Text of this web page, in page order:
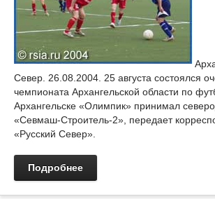
Север. 26.08.2004. 25 августа состоялся
чемпионата Архангельской области по
Архангельске «Олимпик» принимал
«Севмаш-Строитель-2», передает
«Русский Север».
Подробнее